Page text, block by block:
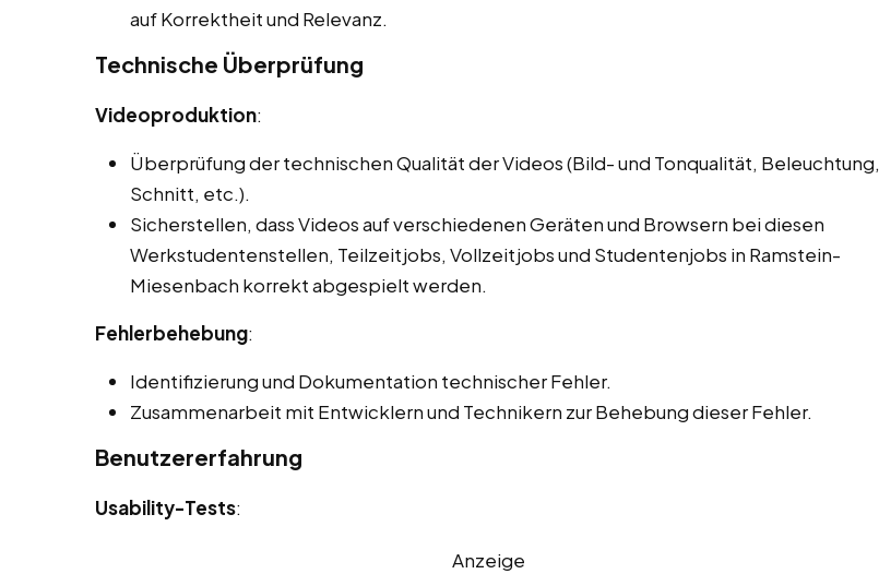
auf Korrektheit und Relevanz.
Technische Überprüfung
Videoproduktion:
Überprüfung der technischen Qualität der Videos (Bild- und Tonqualität, Beleuchtung,
Schnitt, etc.).
Sicherstellen, dass Videos auf verschiedenen Geräten und Browsern bei diesen
Werkstudentenstellen, Teilzeitjobs, Vollzeitjobs und Studentenjobs in Ramstein-
Miesenbach korrekt abgespielt werden.
Fehlerbehebung:
Identifizierung und Dokumentation technischer Fehler.
Zusammenarbeit mit Entwicklern und Technikern zur Behebung dieser Fehler.
Benutzererfahrung
Usability-Tests:
Anzeige